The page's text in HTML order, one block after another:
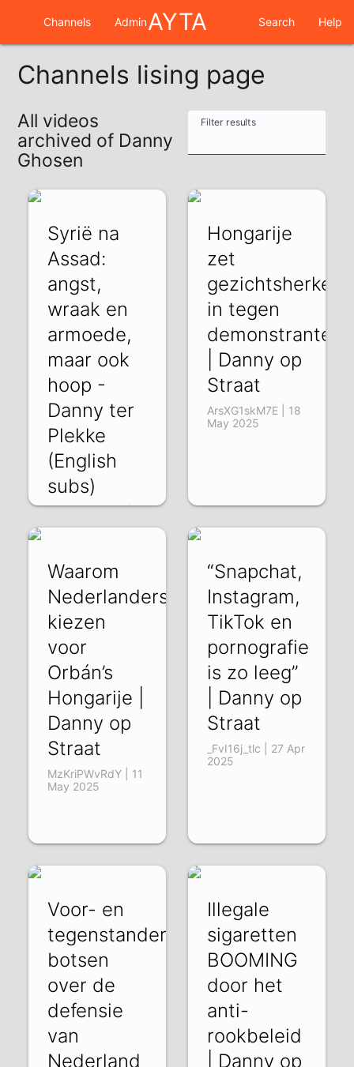
Channels AdminAYTA Search Help
Channels lising page
All videos
archived of Danny
Ghosen
Filter results
Syrië na
Assad:
angst,
wraak en
armoede,
maar ook
hoop -
Danny ter
Plekke
(English
subs)
WQiy2KyTMWI | 12
Hongarije
zet
in tegen
demonstranten
| Danny op
Straat
ArsXG1skM7E | 18
May 2025
Waarom
Nederlanders
kiezen
voor
Orbán’s
Hongarije |
Danny op
Straat
MzKriPWvRdY | 11
May 2025
“Snapchat,
Instagram,
TikTok en
pornografie
is zo leeg”
| Danny op
Straat
_FvI16j_tlc | 27 Apr
2025
Voor- en
tegenstanders
botsen
over de
defensie
van
Nederland
Illegale
sigaretten
BOOMING
door het
anti-
rookbeleid
| Danny op